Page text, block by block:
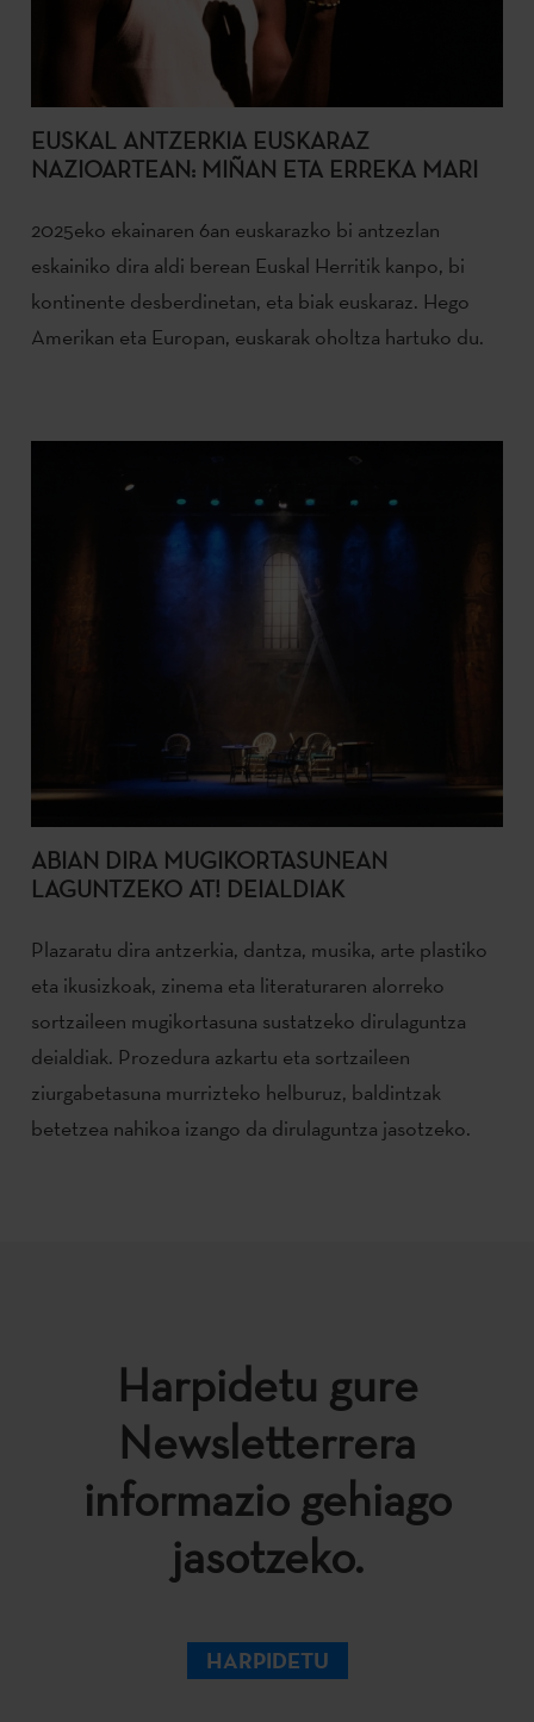
EUSKAL ANTZERKIA EUSKARAZ
NAZIOARTEAN: MIÑAN ETA ERREKA MARI
2025eko ekainaren 6an euskarazko bi antzezlan
eskainiko dira aldi berean Euskal Herritik kanpo, bi
kontinente desberdinetan, eta biak euskaraz. Hego
Amerikan eta Europan, euskarak oholtza hartuko du.
ABIAN DIRA MUGIKORTASUNEAN
LAGUNTZEKO AT! DEIALDIAK
Plazaratu dira antzerkia, dantza, musika, arte plastiko
eta ikusizkoak, zinema eta literaturaren alorreko
sortzaileen mugikortasuna sustatzeko dirulaguntza
deialdiak. Prozedura azkartu eta sortzaileen
ziurgabetasuna murrizteko helburuz, baldintzak
betetzea nahikoa izango da dirulaguntza jasotzeko.
Harpidetu gure
Newsletterrera
informazio gehiago
jasotzeko.
HARPIDETU